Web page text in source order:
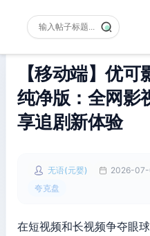
【移动端】优
纯净版：全网影
享追剧新体验
无语(元婴) 2026-
夸克盘
在短视频和长视频争夺眼